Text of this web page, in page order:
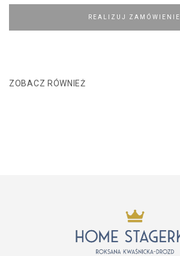
REALIZUJ ZAMÓWIENIE
ZOBACZ RÓWNIEŻ